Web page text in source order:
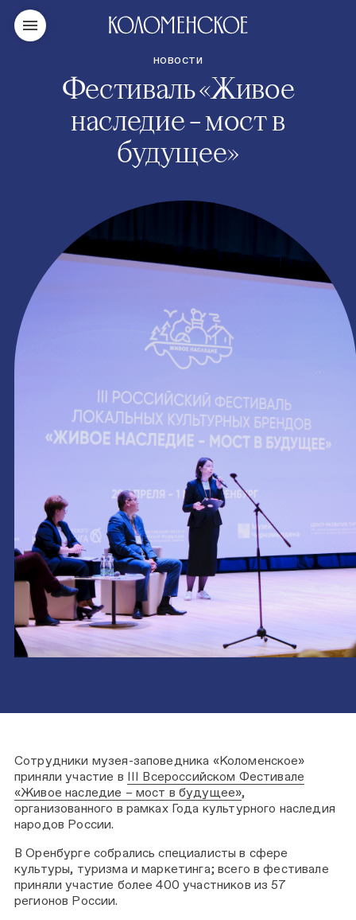
НОВОСТИ
Фестиваль «Живое
наследие – мост в
будущее»
Сотрудники музея-заповедника «Коломенское»
приняли участие в III Всероссийском Фестивале
«Живое наследие – мост в будущее»,
организованного в рамках Года культурного наследия
народов России.
В Оренбурге собрались специалисты в сфере
культуры, туризма и маркетинга; всего в фестивале
приняли участие более 400 участников из 57
регионов России.